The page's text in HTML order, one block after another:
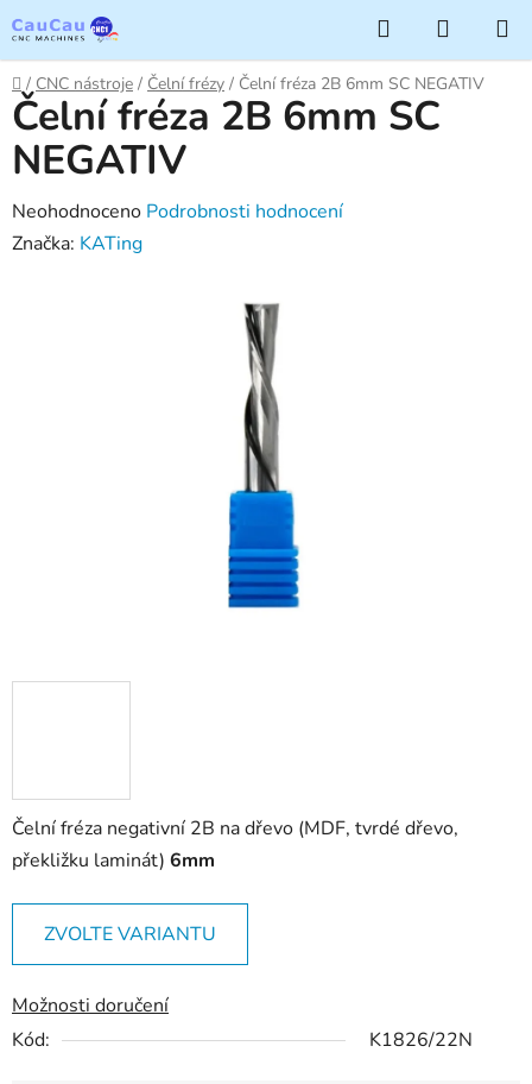
na
obsah
Hledat
KOŠÍK
Domů
/ CNC nástroje / Čelní frézy / Čelní fréza 2B 6mm SC NEGATIV
Čelní fréza negativní 2B na dřevo (MDF, tvrdé dřevo,
překližku laminát) 6mm
ZVOLTE VARIANTU
Možnosti doručení
Kód:
K1826/22N
Čelní fréza 2B 6mm SC
NEGATIV
Průměrné
hodnocení
Neohodnoceno Podrobnosti hodnocení
Značka: KATing